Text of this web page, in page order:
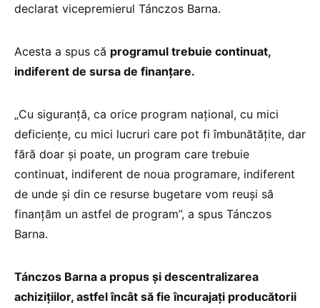
declarat vicepremierul Tánczos Barna.
Acesta a spus că programul trebuie continuat,
indiferent de sursa de finanțare.
„Cu siguranță, ca orice program național, cu mici
deficiențe, cu mici lucruri care pot fi îmbunătățite, dar
fără doar și poate, un program care trebuie
continuat, indiferent de noua programare, indiferent
de unde și din ce resurse bugetare vom reuși să
finanțăm un astfel de program”, a spus Tánczos
Barna.
Tánczos Barna a propus și descentralizarea
achizițiilor, astfel încât să fie încurajați producătorii